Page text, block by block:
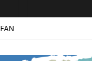
FAN